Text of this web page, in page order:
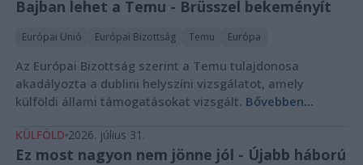
Bajban lehet a Temu - Brüsszel bekeményít
Európai Unió Európai Bizottság Temu Európa
Az Európai Bizottság szerint a Temu tulajdonosa
akadályozta a dublini helyszíni vizsgálatot, amely
külföldi állami támogatásokat vizsgált. Bővebben...
KÜLFÖLD 2026. július 31.
Ez most nagyon nem jönne jól - Újabb háború